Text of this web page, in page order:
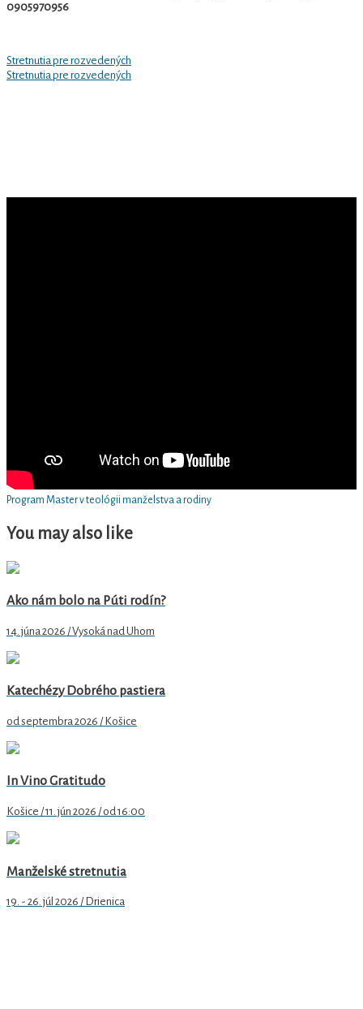
0905970956
Navigácia
v
Previous
Post
Stretnutia pre rozvedených
Next
Stretnutia pre rozvedených
Program Master v teológii manželstva a rodiny
You may also like
Ako nám bolo na Púti rodín?
14. júna 2026 / Vysoká nad Uhom
Katechézy Dobrého pastiera
od septembra 2026 / Košice
In Vino Gratitudo
Košice / 11. jún 2026 / od 16:00
Manželské stretnutia
19. - 26. júl 2026 / Drienica